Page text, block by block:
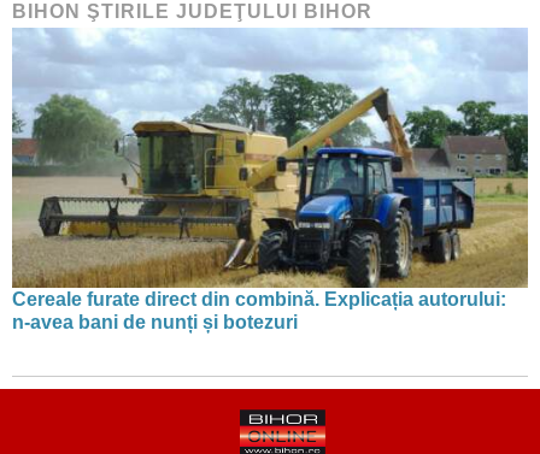
BIHON ŞTIRILE JUDEŢULUI BIHOR
Cereale furate direct din combină. Explicația autorului:
n-avea bani de nunți și botezuri